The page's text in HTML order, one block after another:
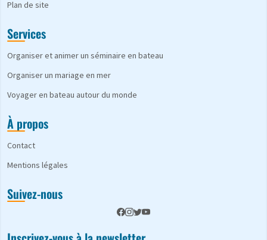
Plan de site
Services
Organiser et animer un séminaire en bateau
Organiser un mariage en mer
Voyager en bateau autour du monde
À propos
Contact
Mentions légales
Suivez-nous